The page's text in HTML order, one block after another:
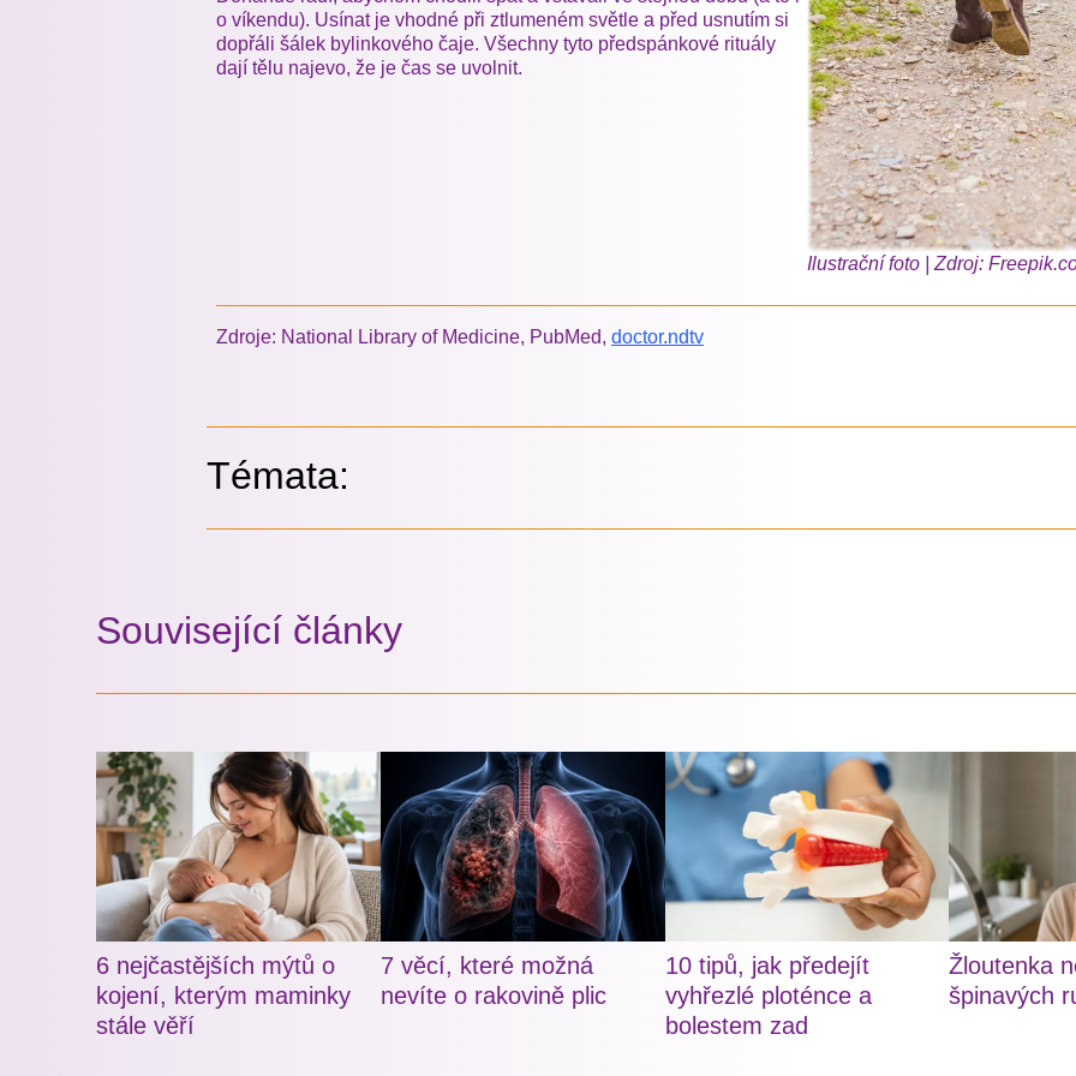
o víkendu). Usínat je vhodné při ztlumeném světle a před usnutím si
dopřáli šálek bylinkového čaje. Všechny tyto předspánkové rituály
dají tělu najevo, že je čas se uvolnit.
Ilustrační foto | Zdroj:
Zdroje: National Library of Medicine, PubMed, doctor.ndtv
Témata:
Související články
6 nejčastějších mýtů o
kojení, kterým maminky
stále věří
7 věcí, které možná
nevíte o rakovině plic
10 tipů, jak předejít
vyhřezlé ploténce a
bolestem zad
Žloutenka
špinavých